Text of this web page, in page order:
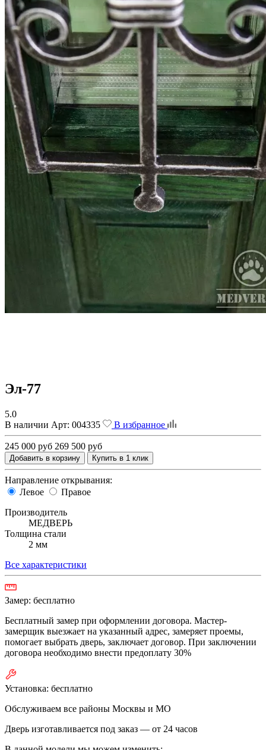
Эл-77
5.0
В наличии Арт: 004335 В избранное
245 000 руб 269 500 руб
Добавить в корзину Купить в 1 клик
Направление открывания:
Левое
Правое
Производитель
МЕДВЕРЬ
Толщина стали
2 мм
Все характеристики
Замер: бесплатно
Бесплатный замер при оформлении договора. Мастер-
замерщик выезжает на указанный адрес, замеряет проемы,
помогает выбрать дверь, заключает договор. При заключении
договора необходимо внести предоплату 30%
Установка: бесплатно
Обслуживаем все районы Москвы и МО
Дверь изготавливается под заказ — от 24 часов